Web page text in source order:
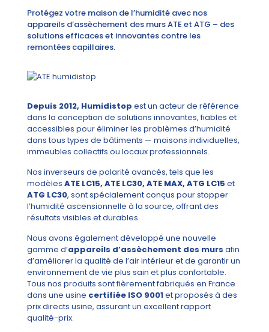
Protégez votre maison de l’humidité avec nos
appareils d’assèchement des murs ATE et ATG – des
solutions efficaces et innovantes contre les
remontées capillaires.
Depuis 2012, Humidistop est un acteur de référence
dans la conception de solutions innovantes, fiables et
accessibles pour éliminer les problèmes d’humidité
dans tous types de bâtiments — maisons individuelles,
immeubles collectifs ou locaux professionnels.
Nos inverseurs de polarité avancés, tels que les
modèles ATE LC15, ATE LC30, ATE MAX, ATG LC15 et
ATG LC30, sont spécialement conçus pour stopper
l’humidité ascensionnelle à la source, offrant des
résultats visibles et durables.
Nous avons également développé une nouvelle
gamme d’appareils d’assèchement des murs afin
d’améliorer la qualité de l’air intérieur et de garantir un
environnement de vie plus sain et plus confortable.
Tous nos produits sont fièrement fabriqués en France
dans une usine certifiée ISO 9001et proposés à des
prix directs usine, assurant un excellent rapport
qualité-prix.